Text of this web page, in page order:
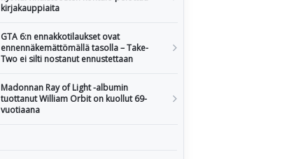
kirjakauppiaita
GTA 6:n ennakkotilaukset ovat
ennennäkemättömällä tasolla – Take-
Two ei silti nostanut ennustettaan
Madonnan Ray of Light -albumin
tuottanut William Orbit on kuollut 69-
vuotiaana